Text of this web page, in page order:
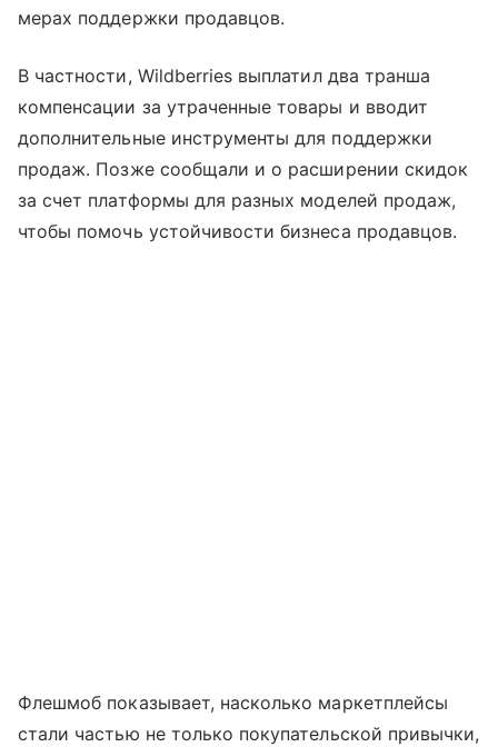
мерах поддержки продавцов.
В частности, Wildberries выплатил два транша
компенсации за утраченные товары и вводит
дополнительные инструменты для поддержки
продаж. Позже сообщали и о расширении скидок
за счет платформы для разных моделей продаж,
чтобы помочь устойчивости бизнеса продавцов.
Флешмоб показывает, насколько маркетплейсы
стали частью не только покупательской привычки,